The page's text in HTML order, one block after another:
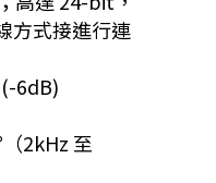
方式接進行連
6dB)
2kHz 至